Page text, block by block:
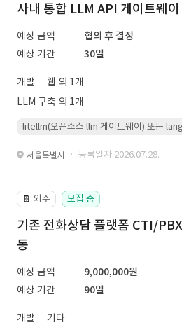
사내 통합 LLM API 게이트웨
예상 금액
협의 후 결정
예상 기간
30일
개발
웹 외 1개
LLM 구축 외 1개
litellm(오픈소스 llm 게이트웨이) 또는
서울특별시 · 등록일자 2026.07.28.
📔 외주 모집 중
기존 전화상담 플랫폼 CTI/
동
예상 금액
9,000,000원
예상 기간
90일
개발
기타